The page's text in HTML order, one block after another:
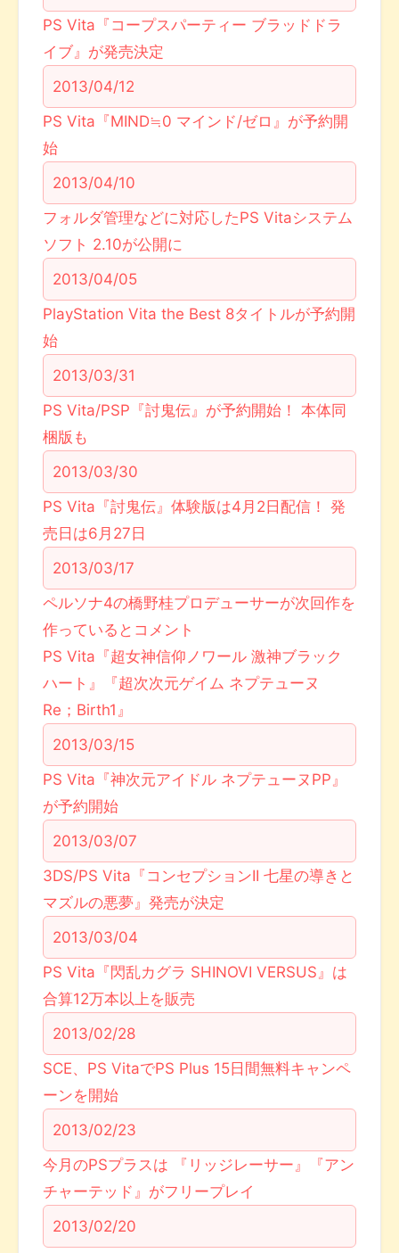
PS Vita『コープスパーティー ブラッドドラ
イブ』が発売決定
2013/04/12
PS Vita『MIND≒0 マインド/ゼロ』が予約開
始
2013/04/10
フォルダ管理などに対応したPS Vitaシステム
ソフト 2.10が公開に
2013/04/05
PlayStation Vita the Best 8タイトルが予約開
始
2013/03/31
PS Vita/PSP『討鬼伝』が予約開始！ 本体同
梱版も
2013/03/30
PS Vita『討鬼伝』体験版は4月2日配信！ 発
売日は6月27日
2013/03/17
ペルソナ4の橋野桂プロデューサーが次回作を
作っているとコメント
PS Vita『超女神信仰ノワール 激神ブラック
ハート』『超次次元ゲイム ネプテューヌ
Re；Birth1』
2013/03/15
PS Vita『神次元アイドル ネプテューヌPP』
が予約開始
2013/03/07
3DS/PS Vita『コンセプションII 七星の導きと
マズルの悪夢』発売が決定
2013/03/04
PS Vita『閃乱カグラ SHINOVI VERSUS』は
合算12万本以上を販売
2013/02/28
SCE、PS VitaでPS Plus 15日間無料キャンペ
ーンを開始
2013/02/23
今月のPSプラスは 『リッジレーサー』『アン
チャーテッド』がフリープレイ
2013/02/20